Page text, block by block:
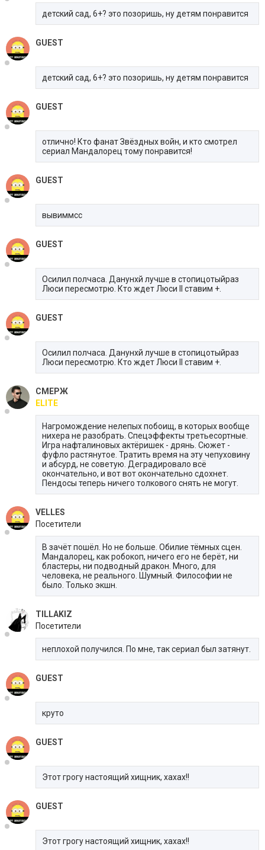
детский сад, 6+? это позоришь, ну детям понравится
GUEST
детский сад, 6+? это позоришь, ну детям понравится
GUEST
отлично! Кто фанат Звёздных войн, и кто смотрел
сериал Мандалорец тому понравится!
GUEST
вывиммсс
GUEST
Осилил полчаса. Данунхй лучше в стопицотыйраз
Люси пересмотрю. Кто ждет Люси II ставим +.
GUEST
Осилил полчаса. Данунхй лучше в стопицотыйраз
Люси пересмотрю. Кто ждет Люси II ставим +.
СМЕРЖ
ELITE
Нагромождение нелепых побоищ, в которых вообще
нихера не разобрать. Спецэффекты третьесортные.
Игра нафталиновых актёришек - дрянь. Сюжет -
фуфло растянутое. Тратить время на эту чепуховину
и абсурд, не советую. Деградировало всё
окончательно, и вот вот окончательно сдохнет.
Пендосы теперь ничего толкового снять не могут.
VELLES
Посетители
В зачёт пошёл. Но не больше. Обилие тёмных сцен.
Мандалорец, как робокоп, ничего его не берёт, ни
бластеры, ни подводный дракон. Много, для
человека, не реального. Шумный. Философии не
было. Только экшн.
TILLAKIZ
Посетители
неплохой получился. По мне, так сериал был затянут.
GUEST
круто
GUEST
Этот грогу настоящий хищник, хахах!!
GUEST
Этот грогу настоящий хищник, хахах!!